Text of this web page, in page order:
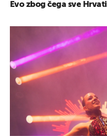
Evo zbog čega sve